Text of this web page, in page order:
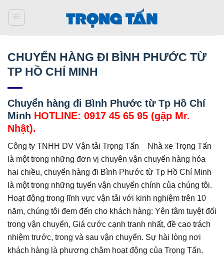
qua
CHUYỂN HÀNG ĐI BÌNH PHƯỚC TỪ
TP HỒ CHÍ MINH
Chuyển hàng đi Bình Phước từ Tp Hồ Chí
Minh HOTLINE: 0917 45 65 95 (gặp Mr.
Nhật).
Công ty TNHH DV Vận tải Trọng Tấn _ Nhà xe Trọng Tấn
là một trong những đơn vị chuyên vận chuyển hàng hóa
hai chiều, chuyển hàng đi Bình Phước từ Tp Hồ Chí Minh
là một trong những tuyến vận chuyển chính của chúng tôi.
Hoạt động trong lĩnh vực vận tải với kinh nghiệm trên 10
năm, chúng tôi đem đến cho khách hàng: Yên tâm tuyệt đối
trong vận chuyển, Giá cước cạnh tranh nhất, đề cao trách
nhiệm trước, trong và sau vận chuyển. Sự hài lòng nơi
khách hàng là phương châm hoạt động của Trọng Tấn.